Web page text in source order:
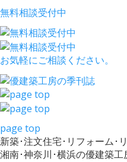
無料相談受付中
お気軽にご相談ください。
page top
新築･注文住宅･リフォーム･
湘南･神奈川･横浜の優建築工